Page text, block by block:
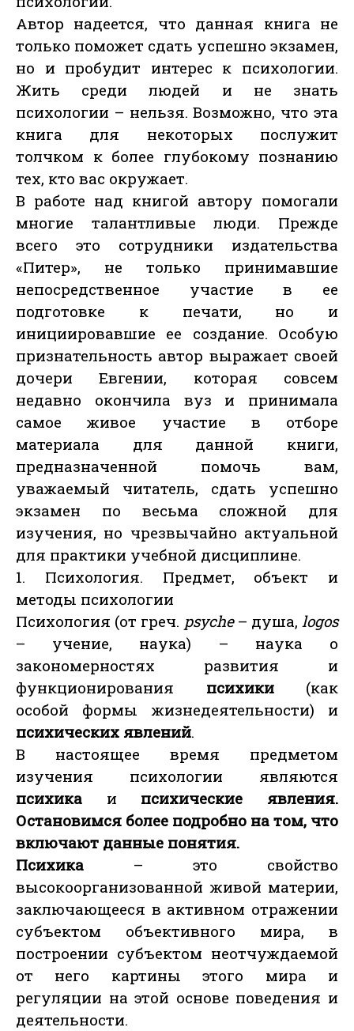
Автор надеется, что данная книга не
только поможет сдать успешно экзамен,
но и пробудит интерес к психологии.
Жить среди людей и не знать
психологии – нельзя. Возможно, что эта
книга для некоторых послужит
толчком к более глубокому познанию
тех, кто вас окружает.
В работе над книгой автору помогали
многие талантливые люди. Прежде
всего это сотрудники издательства
«Питер», не только принимавшие
непосредственное участие в ее
подготовке к печати, но и
инициировавшие ее создание. Особую
признательность автор выражает своей
дочери Евгении, которая совсем
недавно окончила вуз и принимала
самое живое участие в отборе
материала для данной книги,
предназначенной помочь вам,
уважаемый читатель, сдать успешно
экзамен по весьма сложной для
изучения, но чрезвычайно актуальной
для практики учебной дисциплине.
1. Психология. Предмет, объект и
методы психологии
Психология (от греч. psyche– душа, logos
– учение, наука) – наука о
закономерностях развития и
функционирования психики(как
особой формы жизнедеятельности) и
психических явлений.
В настоящее время предметом
изучения психологии являются
психика и психические явления.
Остановимся более подробно на том, что
включают данные понятия.
Психика – это свойство
высокоорганизованной живой материи,
заключающееся в активном отражении
субъектом объективного мира, в
построении субъектом неотчуждаемой
от него картины этого мира и
регуляции на этой основе поведения и
деятельности.